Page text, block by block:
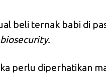
beli ternak babi di
biosecurity.
perlu diperhatikan